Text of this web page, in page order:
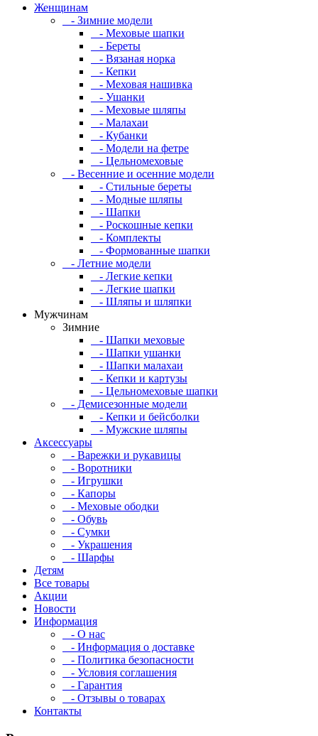
Женщинам
- Зимние модели
- Меховые шапки
- Береты
- Вязаная норка
- Кепки
- Меховая нашивка
- Ушанки
- Меховые шляпы
- Малахаи
- Кубанки
- Модели на фетре
- Цельномеховые
- Весенние и осенние модели
- Стильные береты
- Модные шляпы
- Шапки
- Роскошные кепки
- Комплекты
- Формованные шапки
- Летние модели
- Легкие кепки
- Легкие шапки
- Шляпы и шляпки
Мужчинам
Зимние
- Шапки меховые
- Шапки ушанки
- Шапки малахаи
- Кепки и картузы
- Цельномеховые шапки
- Демисезонные модели
- Кепки и бейсболки
- Мужские шляпы
Аксессуары
- Варежки и рукавицы
- Воротники
- Игрушки
- Капоры
- Меховые ободки
- Обувь
- Сумки
- Украшения
- Шарфы
Детям
Все товары
Акции
Новости
Информация
- О нас
- Информация о доставке
- Политика безопасности
- Условия соглашения
- Гарантия
- Отзывы о товарах
Контакты